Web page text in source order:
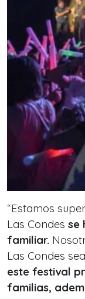
“Estamos
Las Condes se
familiar.
Las Condes
este festival
familias,